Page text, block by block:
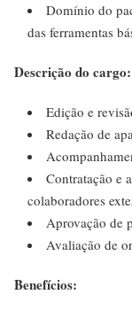
Domínio do
das ferramentas
Descrição do cargo:
Edição e
Redação de
Contratação e
colaboradores
Aprovação de
Avaliação de
Benefícios: